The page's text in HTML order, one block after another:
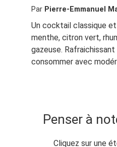
Par Pierre-Emmanuel
Un cocktail classique
menthe, citron vert,
gazeuse.
consommer avec
Penser à
Cliquez sur une